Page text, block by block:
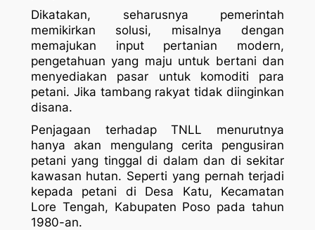
Dikatakan, seharusnya pemerintah
memikirkan solusi, misalnya dengan
memajukan input pertanian modern,
pengetahuan yang maju untuk bertani dan
menyediakan pasar untuk komoditi para
petani. Jika tambang rakyat tidak diinginkan
disana.
Penjagaan terhadap TNLL menurutnya
hanya akan mengulang cerita pengusiran
petani yang tinggal di dalam dan di sekitar
kawasan hutan. Seperti yang pernah terjadi
kepada petani di Desa Katu, Kecamatan
Lore Tengah, Kabupaten Poso pada tahun
1980-an.